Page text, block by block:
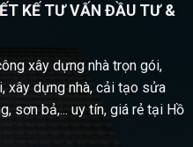
KẾ TƯ VẤN ĐẦU TƯ &
xây dựng nhà trọn gói,
xây dựng nhà, cải tạo sửa
sơn bả,... uy tín, giá rẻ tại Hồ